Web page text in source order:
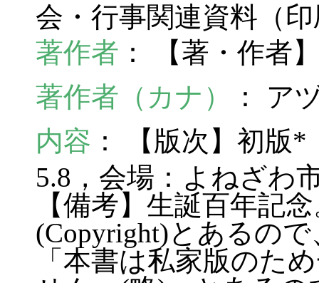
会・行事関連資料（
著作者 ： 【著・作者
著作者（カナ）
： ア
内容 ： 【版次】初版
5.8，会場：よねざわ
【備考】生誕百年記
(Copyright)とあるの
「本書は私家版のた